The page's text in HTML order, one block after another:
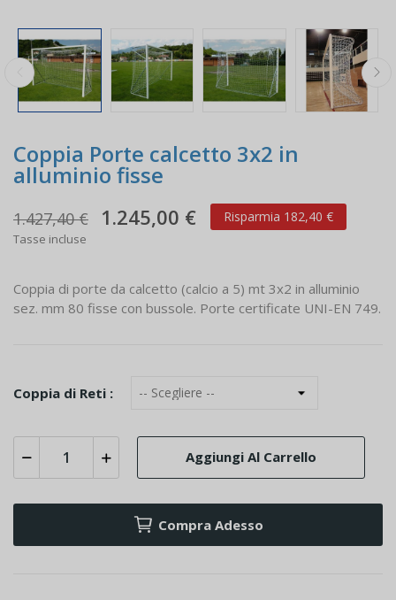
Coppia Porte calcetto 3x2 in
alluminio fisse
1.427,40 € 1.245,00 € Risparmia 182,40 €
Tasse incluse
Coppia di porte da calcetto (calcio a 5) mt 3x2 in alluminio
sez. mm 80 fisse con bussole. Porte certificate UNI-EN 749.
Coppia di Reti :
Aggiungi Al Carrello
Compra Adesso